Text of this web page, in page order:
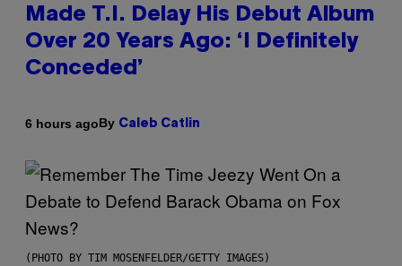
Made T.I. Delay His Debut Album
Over 20 Years Ago: ‘I Definitely
Conceded’
6 hours agoBy Caleb Catlin
(PHOTO BY TIM MOSENFELDER/GETTY IMAGES)